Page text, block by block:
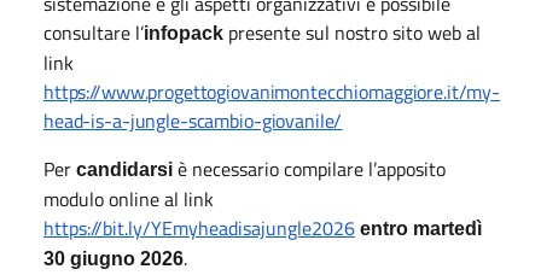
consultare l’infopack presente sul nostro sito web al
link
https://www.progettogiovanimontecchiomaggiore.it/my-
head-is-a-jungle-scambio-giovanile/
Per candidarsi è necessario compilare l’apposito
modulo online al link
https://bit.ly/YEmyheadisajungle2026 entro martedì
30 giugno 2026.